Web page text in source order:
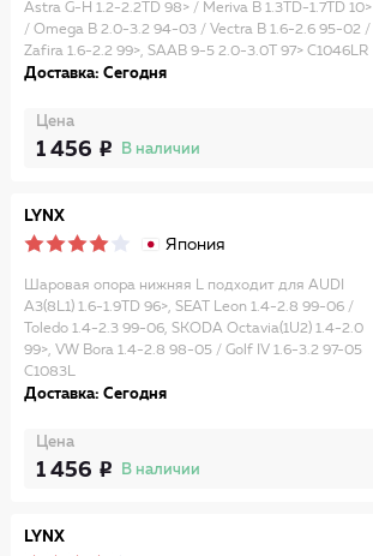
Astra G-H 1.2-2.2TD 98> / Meriva B 1.3TD-1.7TD 10>
/ Omega B 2.0-3.2 94-03 / Vectra B 1.6-2.6 95-02 /
Zafira 1.6-2.2 99>, SAAB 9-5 2.0-3.0T 97> C1046LR
Доставка: Сегодня
Цена
1 456 В наличии
LYNX
Япония
Шаровая опора нижняя L подходит для AUDI
A3(8L1) 1.6-1.9TD 96>, SEAT Leon 1.4-2.8 99-06 /
Toledo 1.4-2.3 99-06, SKODA Octavia(1U2) 1.4-2.0
99>, VW Bora 1.4-2.8 98-05 / Golf IV 1.6-3.2 97-05
C1083L
Доставка: Сегодня
Цена
1 456 В наличии
LYNX